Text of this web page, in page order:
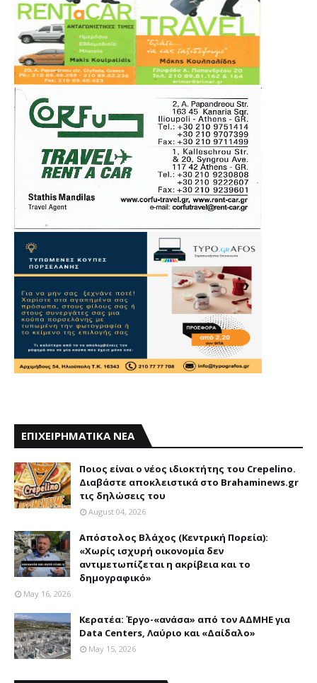
ΕΠΙΧΕΙΡΗΜΑΤΙΚΑ ΝΕΑ
Ποιος είναι ο νέος ιδιοκτήτης του Crepelino.
Διαβάστε αποκλειστικά στο Brahaminews.gr
τις δηλώσεις του
August 04, 2026
Απόστολος Βλάχος (Κεντρική Πορεία):
«Χωρίς ισχυρή οικονομία δεν
αντιμετωπίζεται η ακρίβεια και το
δημογραφικό»
May 16, 2026
Κερατέα: Έργο-«ανάσα» από τον ΑΔΜΗΕ για
Data Centers, Λαύριο και «Δαίδαλο»
May 15, 2026